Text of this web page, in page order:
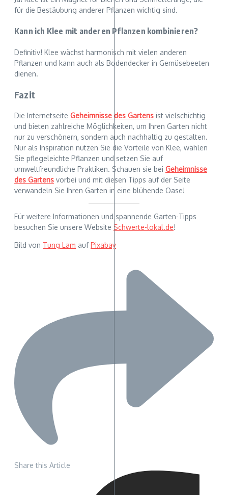
für die Bestäubung anderer Pflanzen wichtig sind.
Kann ich Klee mit anderen Pflanzen kombinieren?
Definitiv! Klee wächst harmonisch mit vielen anderen
Pflanzen und kann auch als Bodendecker in Gemüsebeeten
dienen.
Fazit
Die Internetseite Geheimnisse des Gartens ist vielschichtig
und bieten zahlreiche Möglichkeiten, um Ihren Garten nicht
nur zu verschönern, sondern auch nachhaltig zu gestalten.
Nur als Inspiration nutzen Sie die Vorteile von Klee, wählen
Sie pflegeleichte Pflanzen und setzen Sie auf
umweltfreundliche Praktiken. Schauen sie bei Geheimnisse
des Gartens vorbei und mit diesen Tipps auf der Seite
verwandeln Sie Ihren Garten in eine blühende Oase!
Für weitere Informationen und spannende Garten-Tipps
besuchen Sie unsere Website Schwerte-lokal.de!
Bild von Tung Lam aufPixabay
Share this Article